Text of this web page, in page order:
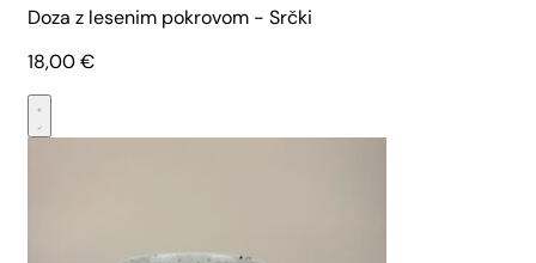
Doza z lesenim pokrovom - Srčki
18,00€